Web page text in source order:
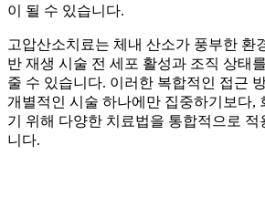
이 될 수 있습니다.
고압산소치료는 체내 산소가 풍부한 환
반 재생 시술 전 세포 활성과 조직 상태
줄 수 있습니다. 이러한 복합적인 접근
개별적인 시술 하나에만 집중하기보다,
기 위해 다양한 치료법을 통합적으로
니다.